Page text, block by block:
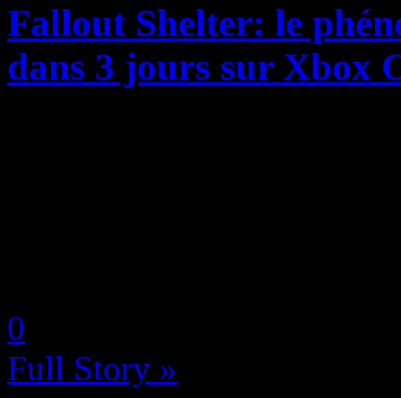
Fallout Shelter: le
dans 3 jours sur Xbox
0
Full Story »